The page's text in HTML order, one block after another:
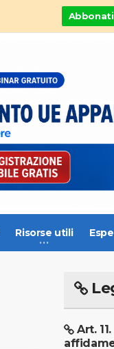
Abbonati
Risorse utili
Art.